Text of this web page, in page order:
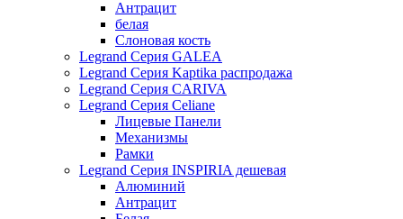
Антрацит
белая
Слоновая кость
Legrand Серия GALEA
Legrand Серия Kaptika распродажа
Legrand Серия CARIVA
Legrand Серия Celiane
Лицевые Панели
Механизмы
Рамки
Legrand Серия INSPIRIA дешевая
Алюминий
Антрацит